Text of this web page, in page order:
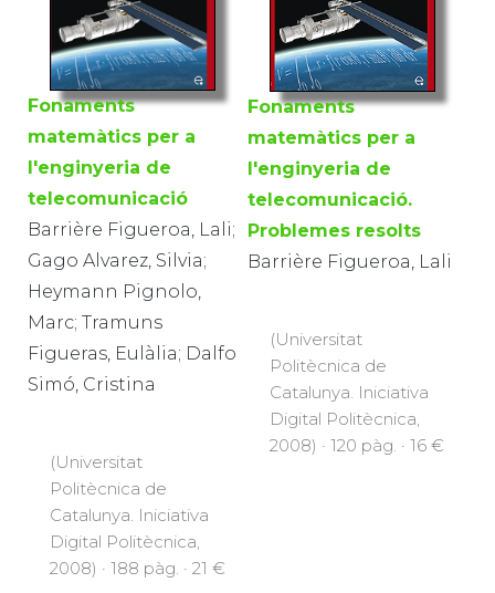
Fonaments
matemàtics per a
l'enginyeria de
telecomunicació
Barrière Figueroa, Lali;
Gago Alvarez, Silvia;
Heymann Pignolo,
Marc; Tramuns
Figueras, Eulàlia; Dalfo
Simó, Cristina
(Universitat
Politècnica de
Catalunya. Iniciativa
Digital Politècnica,
2008) · 188 pàg. · 21 €
Fonaments
matemàtics per a
l'enginyeria de
telecomunicació.
Problemes resolts
Barrière Figueroa, Lali
(Universitat
Politècnica de
Catalunya. Iniciativa
Digital Politècnica,
2008) · 120 pàg. · 16 €